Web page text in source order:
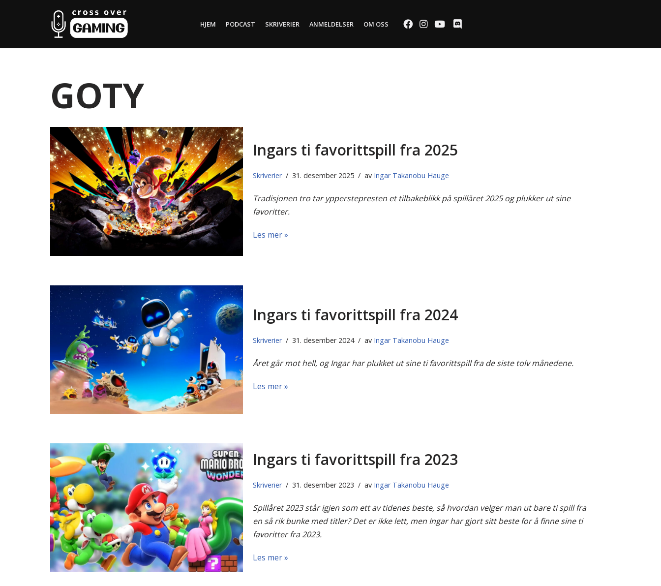
HJEM PODCAST SKRIVERIER ANMELDELSER OM OSS
GOTY
Ingars ti favorittspill fra 2025
Skriverier 31. desember 2025 av Ingar Takanobu Hauge
Tradisjonen tro tar ypperstepresten et tilbakeblikk på spillåret 2025 og plukker ut sine
favoritter.
Les mer »
Ingars ti favorittspill fra 2024
Skriverier 31. desember 2024 av Ingar Takanobu Hauge
Året går mot hell, og Ingar har plukket ut sine ti favorittspill fra de siste tolv månedene.
Les mer »
Ingars ti favorittspill fra 2023
Skriverier 31. desember 2023 av Ingar Takanobu Hauge
Spillåret 2023 står igjen som ett av tidenes beste, så hvordan velger man ut bare ti spill fra
en så rik bunke med titler? Det er ikke lett, men Ingar har gjort sitt beste for å finne sine ti
favoritter fra 2023.
Les mer »